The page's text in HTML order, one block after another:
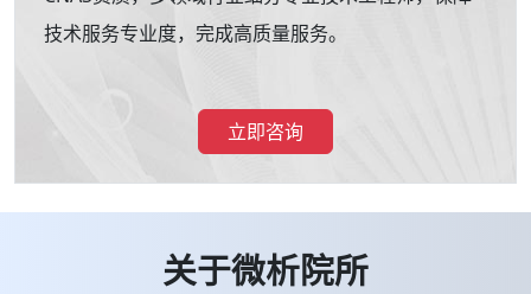
技术服务专业度，完成高质量服务。
立即咨询
关于微析院所